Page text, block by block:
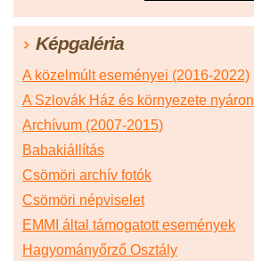
Képgaléria
A közelmúlt eseményei (2016-2022)
A Szlovák Ház és környezete nyáron
Archívum (2007-2015)
Babakiállítás
Csömöri archív fotók
Csömöri népviselet
EMMI által támogatott események
Hagyományőrző Osztály